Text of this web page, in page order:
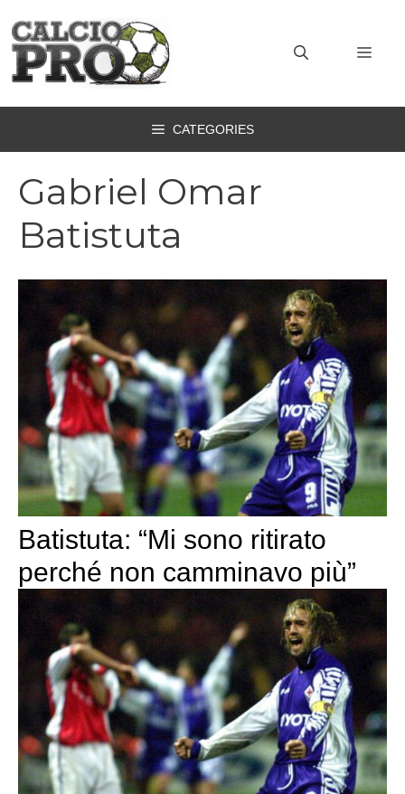
contenuto
CATEGORIES
Gabriel Omar
Batistuta
Batistuta: “Mi sono ritirato
perché non camminavo più”